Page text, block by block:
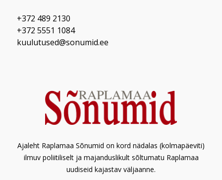
+372 489 2130
+372 5551 1084
kuulutused@sonumid.ee
Ajaleht Raplamaa Sõnumid on kord nädalas (kolmapäeviti)
ilmuv poliitiliselt ja majanduslikult sõltumatu Raplamaa
uudiseid kajastav väljaanne.